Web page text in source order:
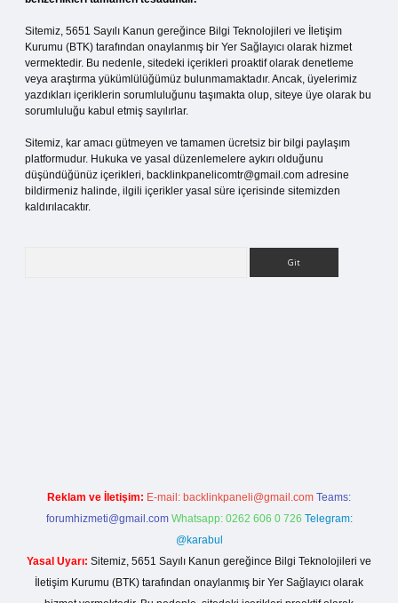
Sitemiz, 5651 Sayılı Kanun gereğince Bilgi Teknolojileri ve İletişim
Kurumu (BTK) tarafından onaylanmış bir Yer Sağlayıcı olarak hizmet
vermektedir. Bu nedenle, sitedeki içerikleri proaktif olarak denetleme
veya araştırma yükümlülüğümüz bulunmamaktadır. Ancak, üyelerimiz
yazdıkları içeriklerin sorumluluğunu taşımakta olup, siteye üye olarak bu
sorumluluğu kabul etmiş sayılırlar.
Sitemiz, kar amacı gütmeyen ve tamamen ücretsiz bir bilgi paylaşım
platformudur. Hukuka ve yasal düzenlemelere aykırı olduğunu
düşündüğünüz içerikleri, backlinkpanelicomtr@gmail.com adresine
bildirmeniz halinde, ilgili içerikler yasal süre içerisinde sitemizden
kaldırılacaktır.
Reklam ve İletişim: E-mail: backlinkpaneli@gmail.com Teams:
forumhizmeti@gmail.com Whatsapp: 0262 606 0 726 Telegram:
@karabul
Yasal Uyarı: Sitemiz, 5651 Sayılı Kanun gereğince Bilgi Teknolojileri ve
İletişim Kurumu (BTK) tarafından onaylanmış bir Yer Sağlayıcı olarak